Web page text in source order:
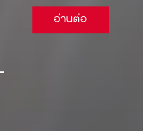
อ่านต่อ